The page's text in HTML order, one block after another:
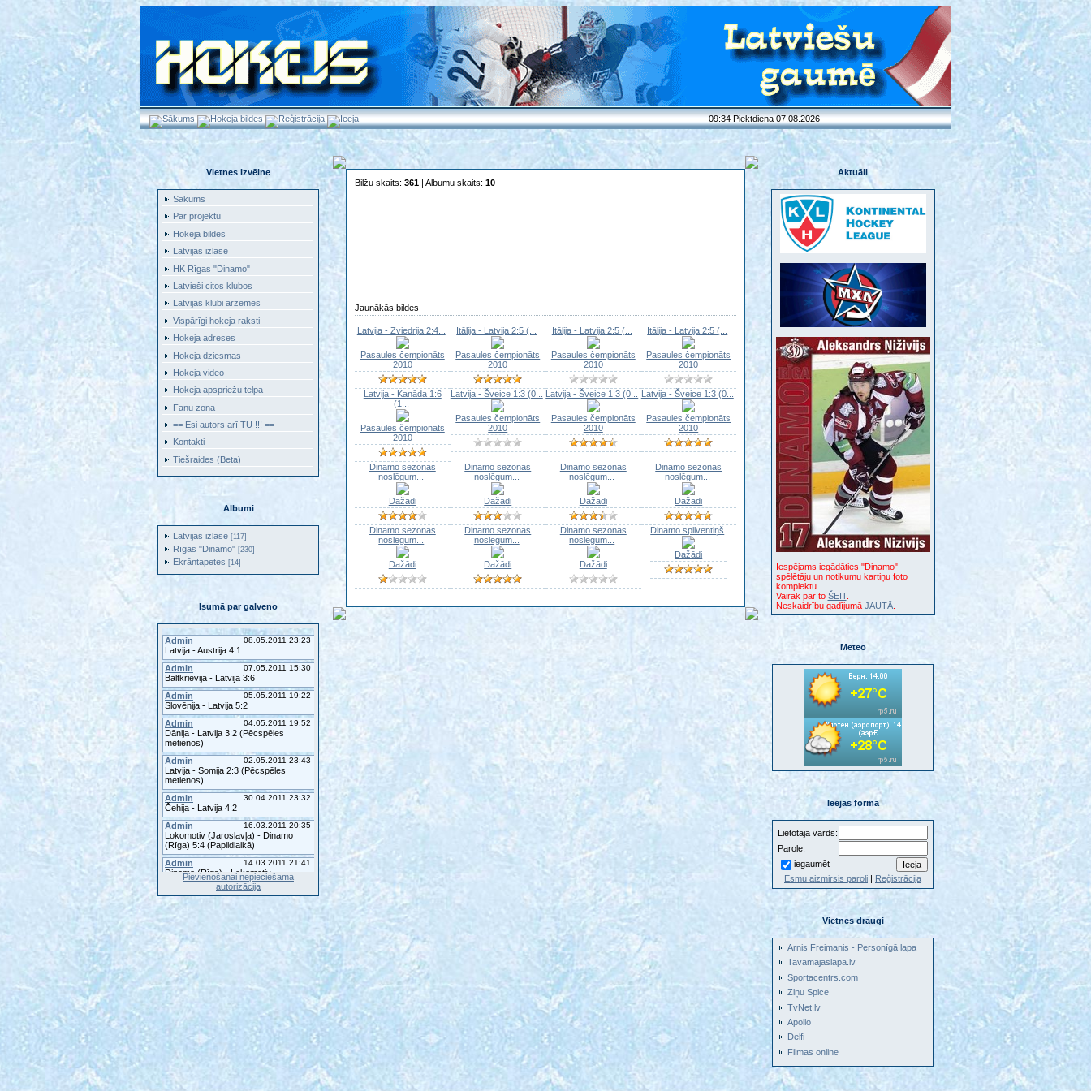
Sākums Hokeja bildes Reģistrācija Ieeja 09:34 Piektdiena 07.08.2026
Vietnes izvēlne
Sākums
Par projektu
Hokeja bildes
Latvijas izlase
HK Rīgas "Dinamo"
Latvieši citos klubos
Latvijas klubi ārzemēs
Vispārīgi hokeja raksti
Hokeja adreses
Hokeja dziesmas
Hokeja video
Hokeja apspriežu telpa
Fanu zona
== Esi autors arī TU !!! ==
Kontakti
Tiešraides (Beta)
Albumi
Latvijas izlase [117]
Rīgas "Dinamo" [230]
Ekrāntapetes [14]
Īsumā par galveno
Pievienošanai nepieciešama
autorizācija
Bilžu skaits: 361 | Albumu skaits: 10
Jaunākās bildes
Latvija - Zviedrija 2:4...
Pasaules čempionāts
2010
Itālija - Latvija 2:5 (...
Pasaules čempionāts
2010
Itālija - Latvija 2:5 (...
Pasaules čempionāts
2010
Itālija - Latvija 2:5 (...
Pasaules čempionāts
2010
Latvija - Kanāda 1:6
(1...
Pasaules čempionāts
2010
Latvija - Šveice 1:3 (0...
Pasaules čempionāts
2010
Latvija - Šveice 1:3 (0...
Pasaules čempionāts
2010
Latvija - Šveice 1:3 (0...
Pasaules čempionāts
2010
Dinamo sezonas
noslēgum...
Dažādi
Dinamo sezonas
noslēgum...
Dažādi
Dinamo sezonas
noslēgum...
Dažādi
Dinamo sezonas
noslēgum...
Dažādi
Dinamo sezonas
noslēgum...
Dažādi
Dinamo sezonas
noslēgum...
Dažādi
Dinamo sezonas
noslēgum...
Dažādi
Dinamo spilventiņš
Dažādi
Aktuāli
Iespējams iegādāties "Dinamo"
spēlētāju un notikumu kartiņu foto
komplektu.
Vairāk par to ŠEIT.
Neskaidrību gadījumā JAUTĀ.
Meteo
Ieejas forma
Lietotāja vārds:
Parole:
iegaumēt
Esmu aizmirsis paroli | Reģistrācija
Vietnes draugi
Arnis Freimanis - Personīgā lapa
Tavamājaslapa.lv
Sportacentrs.com
Ziņu Spice
TvNet.lv
Apollo
Delfi
Filmas online